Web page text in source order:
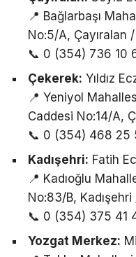
📍 Bağlarbaşı
No:5/A, Çayıralan
📞 0 (354) 736 10
Çekerek: Yıldız
📍 Yeniyol
Caddesi No:14/A,
📞 0 (354) 468 25
Kadışehri: Fatih
📍 Kadıoğlu
No:83/B,
📞 0 (354) 375 41
Yozgat Merkez: